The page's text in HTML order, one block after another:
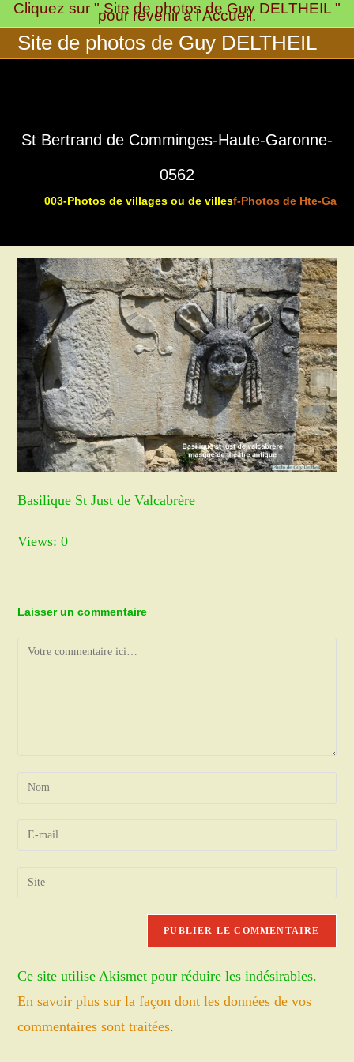
Skip
to
content
Cliquez sur " Site de photos de Guy DELTHEIL "
pour revenir à l'Accueil.
Site de photos de Guy DELTHEIL
St Bertrand de Comminges-Haute-Garonne-
0562
003-Photos de villages ou de villesf-Photos de Hte-
Basilique St Just de Valcabrère
Views: 0
Laisser un commentaire
Comment
Enter
Enter
address
Saisir
(facultatif)
Ce site utilise Akismet pour réduire les indésirables.
En savoir plus sur la façon dont les données de vos
commentaires sont traitées.